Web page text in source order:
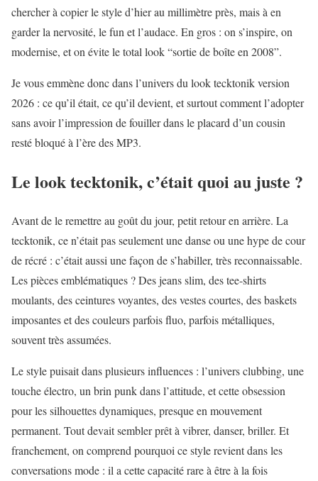
chercher à copier le style d’hier au millimètre près, mais à en
garder la nervosité, le fun et l’audace. En gros : on s’inspire, on
modernise, et on évite le total look “sortie de boîte en 2008”.
Je vous emmène donc dans l’univers du look tecktonik version
2026 : ce qu’il était, ce qu’il devient, et surtout comment l’adopter
sans avoir l’impression de fouiller dans le placard d’un cousin
resté bloqué à l’ère des MP3.
Le look tecktonik, c’était quoi au juste ?
Avant de le remettre au goût du jour, petit retour en arrière. La
tecktonik, ce n’était pas seulement une danse ou une hype de cour
de récré : c’était aussi une façon de s’habiller, très reconnaissable.
Les pièces emblématiques ? Des jeans slim, des tee-shirts
moulants, des ceintures voyantes, des vestes courtes, des baskets
imposantes et des couleurs parfois fluo, parfois métalliques,
souvent très assumées.
Le style puisait dans plusieurs influences : l’univers clubbing, une
touche électro, un brin punk dans l’attitude, et cette obsession
pour les silhouettes dynamiques, presque en mouvement
permanent. Tout devait sembler prêt à vibrer, danser, briller. Et
franchement, on comprend pourquoi ce style revient dans les
conversations mode : il a cette capacité rare à être à la fois